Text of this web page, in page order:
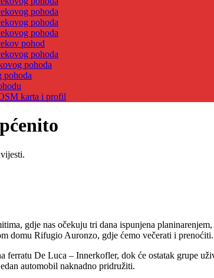
pohoda
pohoda
pohoda
pohod
pohoda
pohoda
pohoda
karta i profil
gdje nas očekuju tri dana ispunjena
domu Rifugio Auronzo, gdje ćemo večerati i prenoćiti.
ferratu De Luca – Innerkofler, dok će ostatak grupe
automobil naknadno pridružiti.